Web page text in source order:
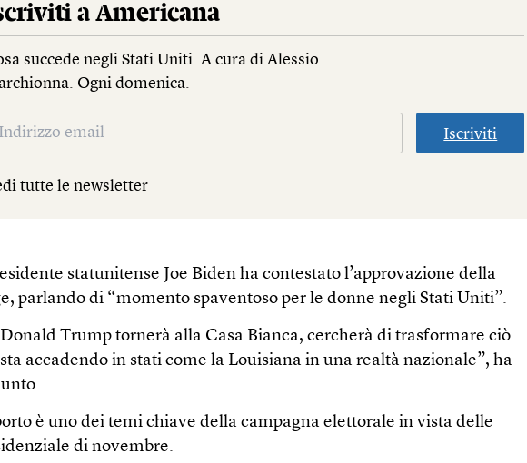
a Americana
succede negli Stati Uniti. A cura di Alessio
Ogni domenica.
Iscriviti
tutte le newsletter
statunitense Joe Biden ha contestato l’approvazione della
parlando di “momento spaventoso per le donne negli Stati Uniti”.
Donald Trump tornerà alla Casa Bianca, cercherà di trasformare ciò
accadendo in stati come la Louisiana in una realtà nazionale”, ha
è uno dei temi chiave della campagna elettorale in vista delle
di novembre.